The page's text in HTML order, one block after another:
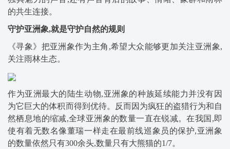
的共生连接。
守护亚洲象,就是守护自然的规则
《寻象》把亚洲象作为主角,希望大众能够更加关注亚洲象,
关注雨林生态。
作为亚洲最大的陆生动物,亚洲象的种族延续能力并没有因
为它巨大的体积而得到优待。反而因为疯狂的盗猎行为和自
然栖息地的缩减,全球亚洲象的数量一直在锐减。在我国,即
使有着无数名像董瑞一样走在最前线巡象员的保护,亚洲象
的数量依然只有300余头,数量只有大熊猫的1/7。